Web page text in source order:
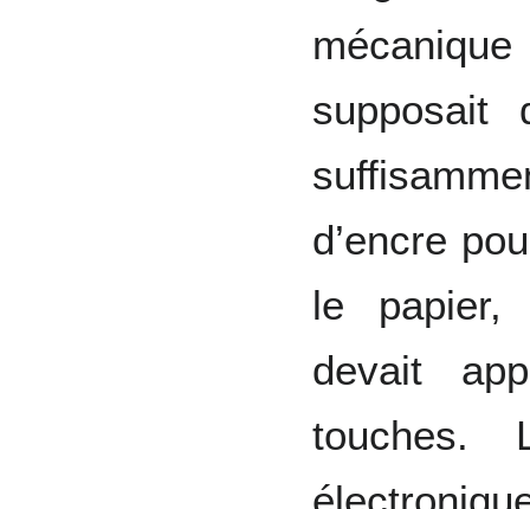
supposait
d’encre
le papier,
devait
touches.